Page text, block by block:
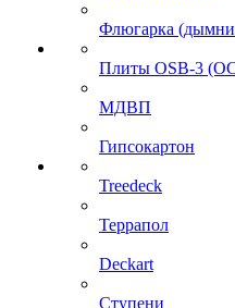
Флюгарка
Плиты OSB-3
МДВП
Гипсокартон
Treedeck
Террапол
Deckart
Ступени